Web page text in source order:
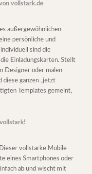
vollstark.de
außergewöhnlichen
persönliche und
sind die
Einladungskarten. Stellt
Designer oder malen
diese ganzen „jetzt
Templates gemeint,
vollstarke Mobile
eines Smartphones oder
ab und wischt mit